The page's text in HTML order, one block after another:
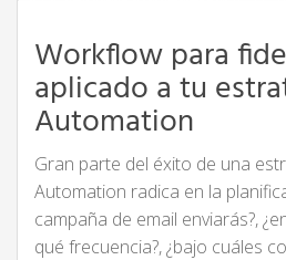
Workflow para
aplicado a tu
Automation
Gran parte del éxito de una
Automation radica en la
campaña de email enviarás?,
qué frecuencia?, ¿bajo cuáles